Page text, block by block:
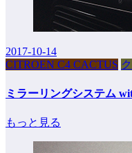
2017-10-14
CITROEN C4 CACTUS
ミラーリングシステム
もっと見る